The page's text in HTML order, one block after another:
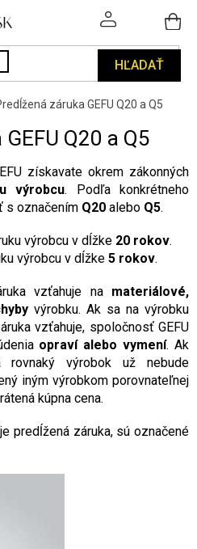
HĽADAŤ
záruka GEFU Q20 a Q5
Q20 a Q5
získavate okrem zákonných
výrobcu. Podľa konkrétneho
s označením Q20 alebo Q5.
výrobcu v dĺžke 20 rokov.
výrobcu v dĺžke 5 rokov.
vzťahuje na materiálové,
výrobku. Ak sa na výrobku
vzťahuje, spoločnosť GEFU
opraví alebo vymení. Ak
rovnaký výrobok už nebude
iným výrobkom porovnateľnej
kúpna cena.
predĺžená záruka, sú označené